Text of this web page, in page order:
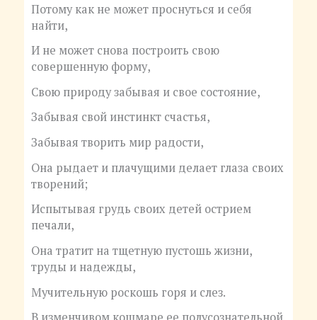
Потому как не может проснуться и себя
найти,
И не может снова построить свою
совершенную форму,
Свою природу забывая и свое состояние,
Забывая свой инстинкт счастья,
Забывая творить мир радости,
Она рыдает и плачущими делает глаза своих
творений;
Испытывая грудь своих детей острием
печали,
Она тратит на тщетную пустошь жизни,
труды и надежды,
Мучительную роскошь горя и слез.